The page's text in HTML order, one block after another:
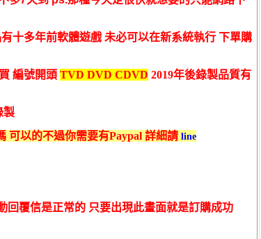
十多年前軟體遊戲 未必可以在新系統執行 下單購
編號開頭 TVD DVD CDVD 2019年後錄製品質有
製
可以的不過你需要有Paypal 詳細請 line
回覆信是正常的 只要出現此畫面就是訂購成功